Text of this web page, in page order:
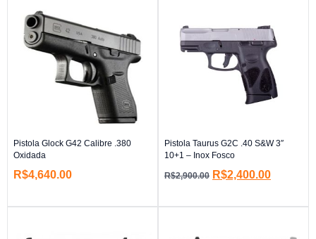
Pistola Glock G42 Calibre .380
Oxidada
R$4,640.00
Pistola Taurus G2C .40 S&W 3″
10+1 – Inox Fosco
R$2,900.00 R$2,400.00